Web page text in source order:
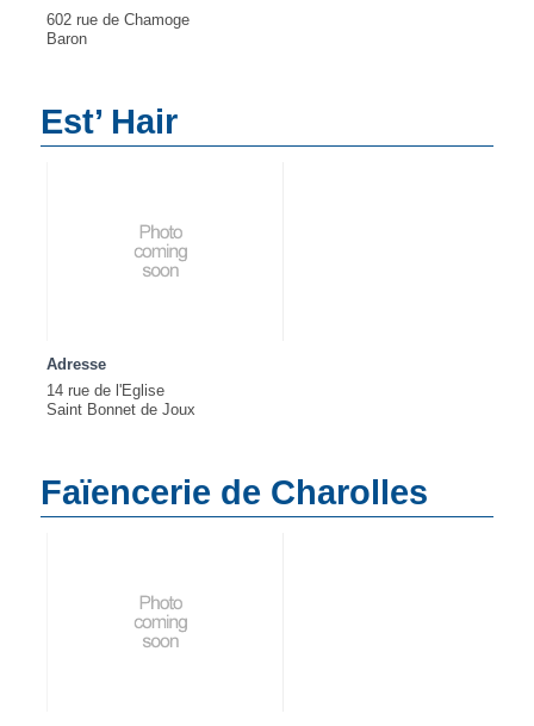
602 rue de Chamoge
Baron
Est’ Hair
Adresse
14 rue de l'Eglise
Saint Bonnet de Joux
Faïencerie de Charolles